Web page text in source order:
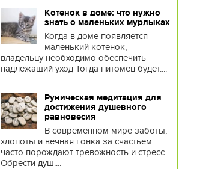
Котенок в доме: что нужно
знать о маленьких мурлыках
Когда в доме появляется
маленький котенок,
владельцу необходимо обеспечить
надлежащий уход Тогда питомец будет....
Руническая медитация для
достижения душевного
равновесия
В современном мире заботы,
хлопоты и вечная гонка за счастьем
часто порождают тревожность и стресс
Обрести душ....